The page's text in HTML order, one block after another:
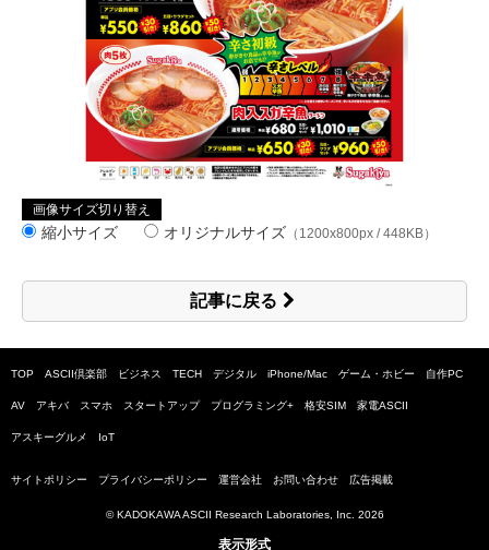
画像サイズ切り替え
縮小サイズ オリジナルサイズ （1200x800px / 448KB）
記事に戻る
TOP ASCII倶楽部 ビジネス TECH デジタル iPhone/Mac ゲーム・ホビー 自作PC
AV アキバ スマホ スタートアップ プログラミング+ 格安SIM 家電ASCII
アスキーグルメ IoT
サイトポリシー プライバシーポリシー 運営会社 お問い合わせ 広告掲載
© KADOKAWA ASCII Research Laboratories, Inc. 2026
表示形式